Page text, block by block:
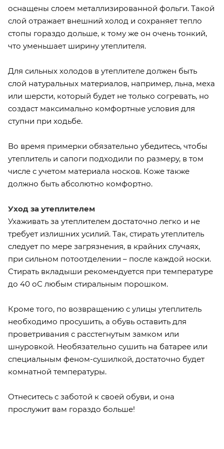
оснащены слоем металлизированной фольги. Такой
слой отражает внешний холод и сохраняет тепло
стопы гораздо дольше, к тому же он очень тонкий,
что уменьшает ширину утеплителя.
Для сильных холодов в утеплителе должен быть
слой натуральных материалов, например, льна, меха
или шерсти, который будет не только согревать, но
создаст максимально комфортные условия для
ступни при ходьбе.
Во время примерки обязательно убедитесь, чтобы
утеплитель и сапоги подходили по размеру, в том
числе с учетом материала носков. Коже также
должно быть абсолютно комфортно.
Уход за утеплителем
Ухаживать за утеплителем достаточно легко и не
требует излишних усилий. Так, стирать утеплитель
следует по мере загрязнения, в крайних случаях,
при сильном потоотделении – после каждой носки.
Стирать вкладыши рекомендуется при температуре
до 40 оС любым стиральным порошком.
Кроме того, по возвращению с улицы утеплитель
необходимо просушить, а обувь оставить для
проветривания с расстегнутым замком или
шнуровкой. Необязательно сушить на батарее или
специальным феном-сушилкой, достаточно будет
комнатной температуры.
Отнеситесь с заботой к своей обуви, и она
прослужит вам гораздо больше!